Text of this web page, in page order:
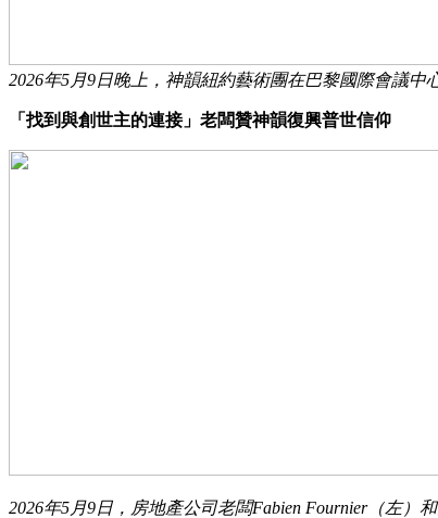
2026年5月9日晚上，神韻紐約藝術團在巴黎國際會議中
「找到與創世主的連接」老闆贊神韻復興普世信仰
2026年5月9日，房地產公司老闆Fabien Fournier（左）